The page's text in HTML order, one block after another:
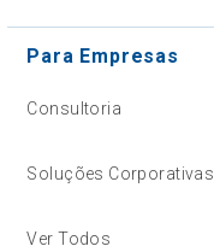
Para Empresas
Consultoria
Soluções Corporativas
Ver Todos